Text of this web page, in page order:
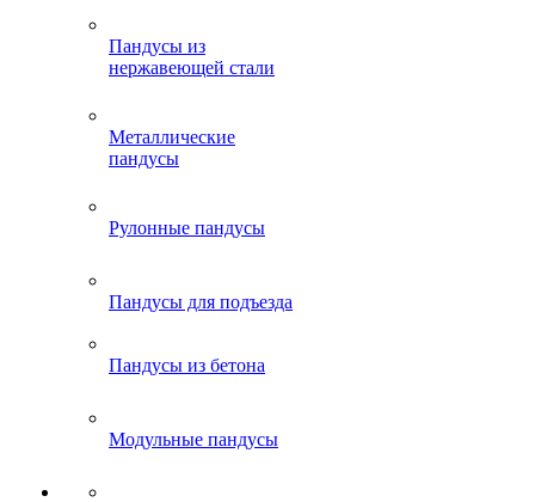
Пандусы из
нержавеющей стали
Металлические
пандусы
Рулонные пандусы
Пандусы для подъезда
Пандусы из бетона
Модульные пандусы